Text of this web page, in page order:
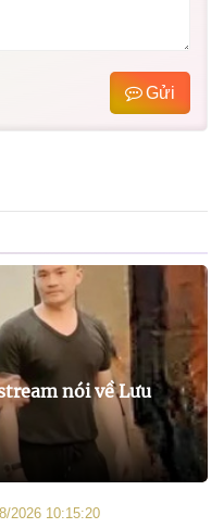
Gửi
nói về Lưu
2026 10:15:20